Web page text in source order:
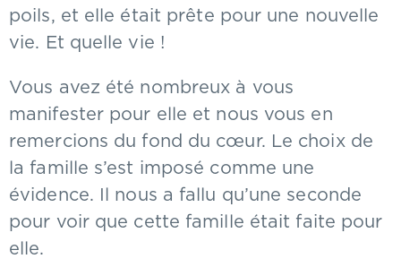
poils, et elle était prête pour une nouvelle
vie. Et quelle vie !
Vous avez été nombreux à vous
manifester pour elle et nous vous en
remercions du fond du cœur. Le choix de
la famille s’est imposé comme une
évidence. Il nous a fallu qu’une seconde
pour voir que cette famille était faite pour
elle.